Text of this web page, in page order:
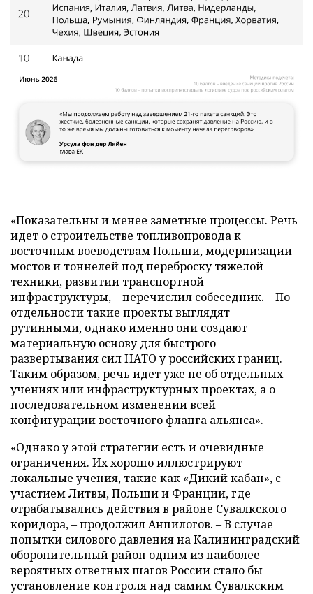
«Показательны и менее заметные процессы. Речь
идет о строительстве топливопровода к
восточным воеводствам Польши, модернизации
мостов и тоннелей под переброску тяжелой
техники, развитии транспортной
инфраструктуры, – перечислил собеседник. – По
отдельности такие проекты выглядят
рутинными, однако именно они создают
материальную основу для быстрого
развертывания сил НАТО у российских границ.
Таким образом, речь идет уже не об отдельных
учениях или инфраструктурных проектах, а о
последовательном изменении всей
конфигурации восточного фланга альянса».
«Однако у этой стратегии есть и очевидные
ограничения. Их хорошо иллюстрируют
локальные учения, такие как «Дикий кабан», с
участием Литвы, Польши и Франции, где
отрабатывались действия в районе Сувалкского
коридора, – продолжил Анпилогов. – В случае
попытки силового давления на Калининградский
оборонительный район одним из наиболее
вероятных ответных шагов России стало бы
установление контроля над самим Сувалкским